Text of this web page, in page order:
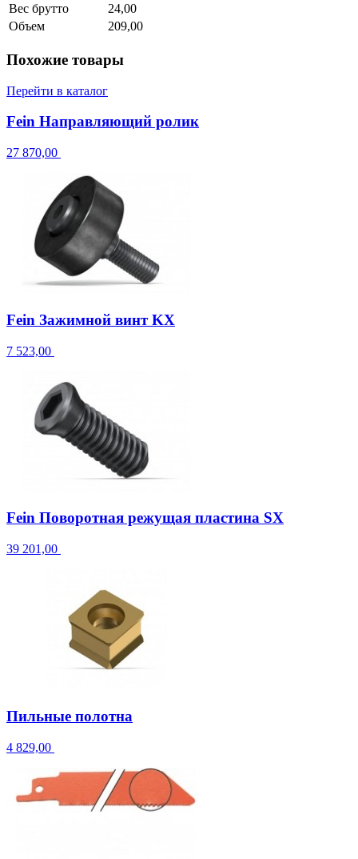
Вес брутто
24,00
Объем
209,00
Похожие товары
Перейти в каталог
Fein Направляющий ролик
27 870,00
Fein Зажимной винт KX
7 523,00
Fein Поворотная режущая пластина SX
39 201,00
Пильные полотна
4 829,00